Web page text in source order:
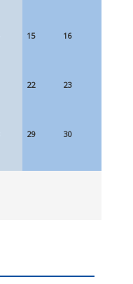
15 16
22 23
29 30